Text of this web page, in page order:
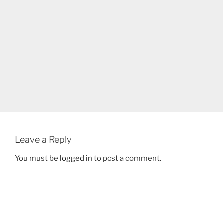
Leave a Reply
You must be logged in to post a comment.